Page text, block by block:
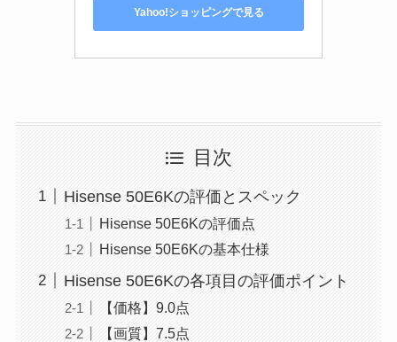
Yahoo!ショッピングで見る
目次
Hisense 50E6Kの評価とスペック
Hisense 50E6Kの評価点
Hisense 50E6Kの基本仕様
Hisense 50E6Kの各項目の評価ポイント
【価格】9.0点
【画質】7.5点